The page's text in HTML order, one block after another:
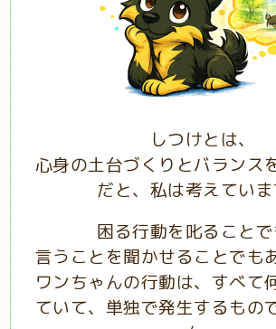
しつけとは、
心身の土台づくりとバランス
だと、私は考えていま
困る行動を叱ることで
言うことを聞かせることでも
ワンちゃんの行動は、すべて
ていて、単独で発生するもの